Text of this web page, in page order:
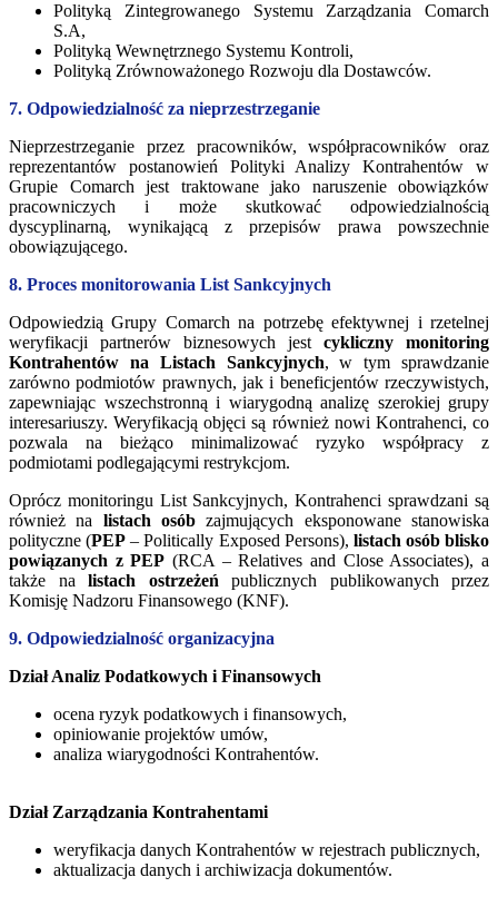
Polityką Zintegrowanego Systemu Zarządzania Comarch
S.A,
Polityką Wewnętrznego Systemu Kontroli,
Polityką Zrównoważonego Rozwoju dla Dostawców.
7. Odpowiedzialność za nieprzestrzeganie
Nieprzestrzeganie przez pracowników, współpracowników oraz
reprezentantów postanowień Polityki Analizy Kontrahentów w
Grupie Comarch jest traktowane jako naruszenie obowiązków
pracowniczych i może skutkować odpowiedzialnością
dyscyplinarną, wynikającą z przepisów prawa powszechnie
obowiązującego.
8. Proces monitorowania List Sankcyjnych
Odpowiedzią Grupy Comarch na potrzebę efektywnej i rzetelnej
weryfikacji partnerów biznesowych jest cykliczny monitoring
Kontrahentów na Listach Sankcyjnych, w tym sprawdzanie
zarówno podmiotów prawnych, jak i beneficjentów rzeczywistych,
zapewniając wszechstronną i wiarygodną analizę szerokiej grupy
interesariuszy. Weryfikacją objęci są również nowi Kontrahenci, co
pozwala na bieżąco minimalizować ryzyko współpracy z
podmiotami podlegającymi restrykcjom.
Oprócz monitoringu List Sankcyjnych, Kontrahenci sprawdzani są
również na listach osób zajmujących eksponowane stanowiska
polityczne (PEP – Politically Exposed Persons), listach osób blisko
powiązanych z PEP (RCA – Relatives and Close Associates), a
także na listach ostrzeżeń publicznych publikowanych przez
Komisję Nadzoru Finansowego (KNF).
9. Odpowiedzialność organizacyjna
Dział Analiz Podatkowych i Finansowych
ocena ryzyk podatkowych i finansowych,
opiniowanie projektów umów,
analiza wiarygodności Kontrahentów.
Dział Zarządzania Kontrahentami
weryfikacja danych Kontrahentów w rejestrach publicznych,
aktualizacja danych i archiwizacja dokumentów.